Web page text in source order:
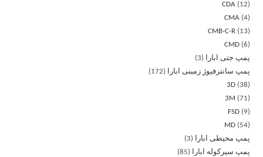
CDA
12
CMA 4
CMB-C-R
13
CMD 6
پمپ جتی ابارا
3
پمپ سانترفیوژ زمینی ابارا
172
3D 38
3M
71
FSD
9
MD
54
پمپ محیطی ابارا
3
پمپ سیرکوله ابارا
85